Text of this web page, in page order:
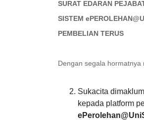
SURAT EDARAN
SISTEM
PEMBELIAN TERUS
Dengan segala hormatnya
Sukacita
kepada platform